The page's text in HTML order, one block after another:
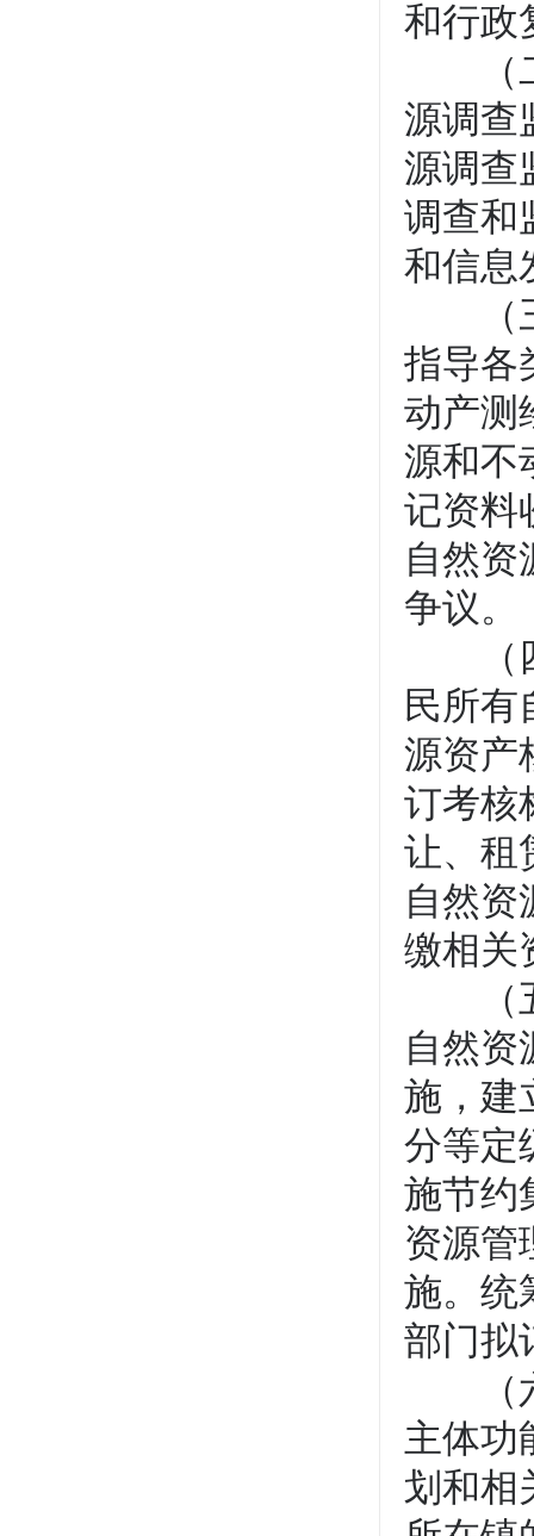
和行政
（二
源调查
源调查
调查和
和信息
（三
指导各
动产测
源和不
记资料
自然资
争议。
（四
民所有
源资产
订考核
让、租
自然资
缴相关
（五
自然资
施，建
分等定
施节约
资源管
施。统
部门拟
（六
主体功
划和相